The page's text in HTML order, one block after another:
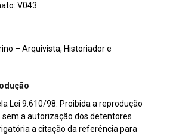
V043
– Arquivista, Historiador e
Lei 9.610/98. Proibida a reprodução
a autorização dos detentores
a citação da referência para